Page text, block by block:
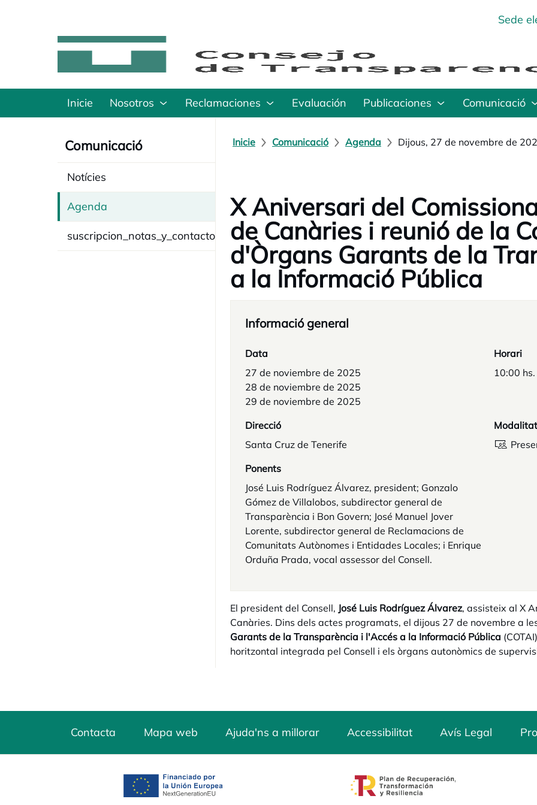
Sede
Inicie Nosotros Reclamaciones Evaluación Publicaciones Comunicació
Comunicació
Notícies
Agenda
suscripcion_notas_y_contacto
Inicie Comunicació Agenda Dijous, 27 de novembre de
X Aniversari del
de Canàries i reunió de la
d'Òrgans Garants de la
a la Informació Pública
Informació general
Data
27 de noviembre de 2025
28 de noviembre de 2025
29 de noviembre de 2025
Horari
10:00 hs.
Direcció
Santa Cruz de Tenerife
Modalitat
Ponents
José Luis Rodríguez Álvarez, president; Gonzalo
Gómez de Villalobos, subdirector general de
Transparència i Bon Govern; José Manuel Jover
Lorente, subdirector general de Reclamacions de
Comunitats Autònomes i Entidades Locales; i Enrique
Orduña Prada, vocal assessor del Consell.
El president del Consell, José Luis Rodríguez Álvarez, assisteix al X
Canàries. Dins dels actes programats, el dijous 27 de novembre a
Garants de la Transparència i l'Accés a la Informació Pública
horitzontal integrada pel Consell i els òrgans autonòmics de
Contacta Mapa web Ajuda'ns a millorar Accessibilitat Avís Legal
opens in a new tab opens in a new tab